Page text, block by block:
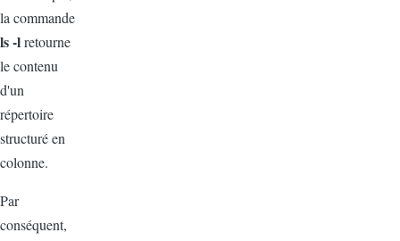
la commande
ls -lretourne
le contenu
d'un
répertoire
structuré en
colonne.
Par
conséquent,